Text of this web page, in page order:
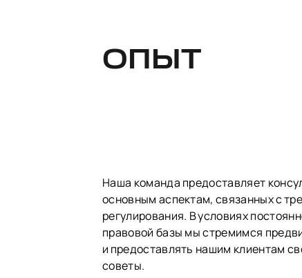
ОПЫТ
Наша команда предоставляет
основным аспектам, связанных с
регулирования. В условиях
правовой базы мы стремимся
и предоставлять нашим клиентам
советы.